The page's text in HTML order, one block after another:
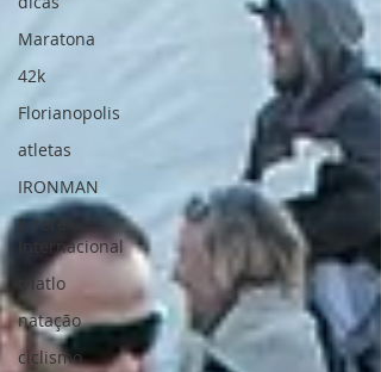
Maratona
42k
Florianopolis
atletas
IRONMAN
Jurerê
Internacional
triatlo
natação
ciclismo